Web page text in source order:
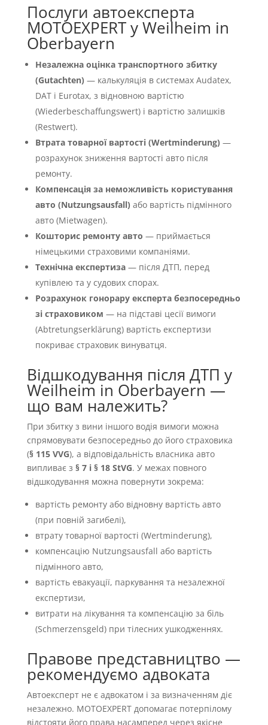
Послуги автоексперта
MOTOEXPERT у Weilheim in
Oberbayern
Незалежна оцінка транспортного збитку
(Gutachten) — калькуляція в системах Audatex,
DAT і Eurotax, з відновною вартістю
(Wiederbeschaffungswert) і вартістю залишків
(Restwert).
Втрата товарної вартості (Wertminderung) —
розрахунок зниження вартості авто після
ремонту.
Компенсація за неможливість користування
авто (Nutzungsausfall) або вартість підмінного
авто (Mietwagen).
Кошторис ремонту авто — приймається
німецькими страховими компаніями.
Технічна експертиза— після ДТП, перед
купівлею та у судових спорах.
Розрахунок гонорару експерта безпосередньо
зі страховиком — на підставі цесії вимоги
(Abtretungserklärung) вартість експертизи
покриває страховик винуватця.
Відшкодування після ДТП у
Weilheim in Oberbayern —
що вам належить?
При збитку з вини іншого водія вимоги можна
спрямовувати безпосередньо до його страховика
(§ 115 VVG), а відповідальність власника авто
випливає з § 7 і § 18 StVG. У межах повного
відшкодування можна повернути зокрема:
вартість ремонту або відновну вартість авто
(при повній загибелі),
втрату товарної вартості (Wertminderung),
компенсацію Nutzungsausfall або вартість
підмінного авто,
вартість евакуації, паркування та незалежної
експертизи,
витрати на лікування та компенсацію за біль
(Schmerzensgeld) при тілесних ушкодженнях.
Правове представництво —
рекомендуємо адвоката
Автоексперт не є адвокатом і за визначенням діє
незалежно. MOTOEXPERT допомагає потерпілому
відстояти його права насамперед через якісне